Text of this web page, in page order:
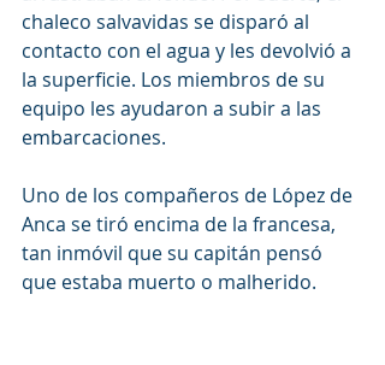
chaleco salvavidas se disparó al
contacto con el agua y les devolvió a
la superficie. Los miembros de su
equipo les ayudaron a subir a las
embarcaciones.
Uno de los compañeros de López de
Anca se tiró encima de la francesa,
tan inmóvil que su capitán pensó
que estaba muerto o malherido.